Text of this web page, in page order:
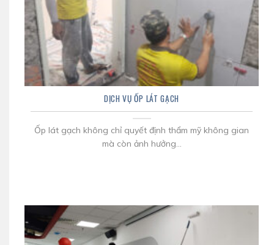
DỊCH VỤ ỐP LÁT GẠCH
Ốp lát gạch không chỉ quyết định thẩm mỹ không gian
mà còn ảnh hưởng...